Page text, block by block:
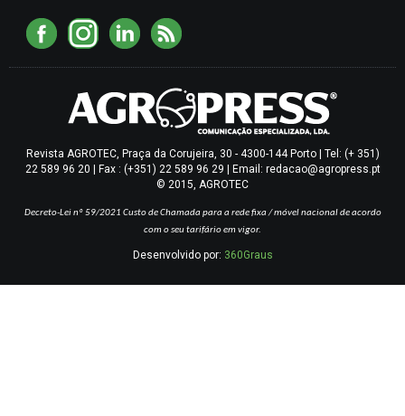
Revista AGROTEC, Praça da Corujeira, 30 - 4300-144 Porto | Tel: (+ 351)
22 589 96 20 | Fax : (+351) 22 589 96 29 | Email: redacao@agropress.pt
© 2015, AGROTEC
Decreto-Lei nº 59/2021 Custo de Chamada para a rede fixa / móvel nacional de acordo
com o seu tarifário em vigor.
Desenvolvido por: 360Graus